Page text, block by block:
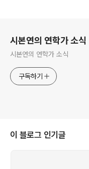
시본연의 연학가 소식
시본연의 연학가 소식
구독하기
이 블로그 인기글